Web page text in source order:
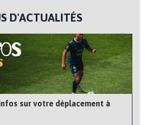
D'ACTUALITÉS
infos sur votre déplacement à